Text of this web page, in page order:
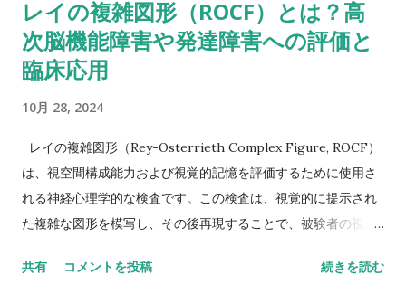
しなきゃいけないから。被験者が教示を理解して、すべてをす
っかり頭に入れることができたという手応えはありました
か？ これ（語音整列）を実行するにはいくつかの操作が必要
だし、呈示されたものすべてを受け取るには言語受容スキルが
特に障壁となるかもしれません。他の下位検査にもこの仮説が
は、並べ替えなどの操作が入ると難しいのかなと推測できるけ
レイの複雑図形（ROCF）とは？高
次脳機能障害や発達障害への評価と
臨床応用
10月 28, 2024
レイの複雑図形（Rey-Osterrieth Complex Figure, ROCF）
は、視空間構成能力および視覚的記憶を評価するために使用さ
れる神経心理学的な検査です。この検査は、視覚的に提示され
た複雑な図形を模写し、その後再現することで、被験者の視覚
ROCFの概要、高次脳機能障害および発達障害への評価と臨床
共有 コメントを投稿 続きを読む